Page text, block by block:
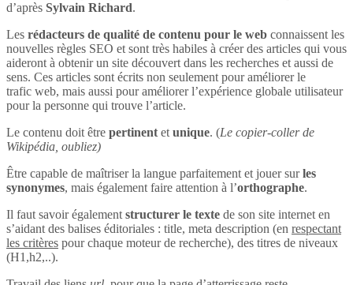
d’après Sylvain Richard.
Les rédacteurs de qualité de contenu pour le web connaissent les
nouvelles règles SEO et sont très habiles à créer des articles qui vous
aideront à obtenir un site découvert dans les recherches et aussi de
sens. Ces articles sont écrits non seulement pour améliorer le
trafic web, mais aussi pour améliorer l’expérience globale utilisateur
pour la personne qui trouve l’article.
Le contenu doit être pertinent et unique. (Le copier-coller de
Wikipédia, oubliez)
Être capable de maîtriser la langue parfaitement et jouer surles
synonymes, mais également faire attention à l’orthographe.
Il faut savoir également structurer le texte de son site internet en
s’aidant des balises éditoriales : title, meta description (en respectant
les critères pour chaque moteur de recherche), des titres de niveaux
(H1,h2,..).